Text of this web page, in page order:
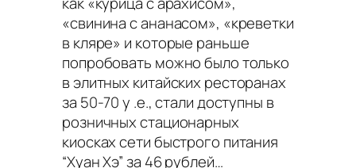
«свинина с ананасом», «креветки
в кляре» и которые раньше
попробовать можно было только
в элитных китайских ресторанах
за 50-70 у .е., стали доступны в
розничных стационарных
киосках сети быстрого питания
“Хуан Хэ” за 46 рублей…